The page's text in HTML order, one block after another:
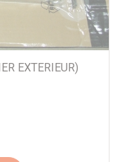
EXTERIEUR)